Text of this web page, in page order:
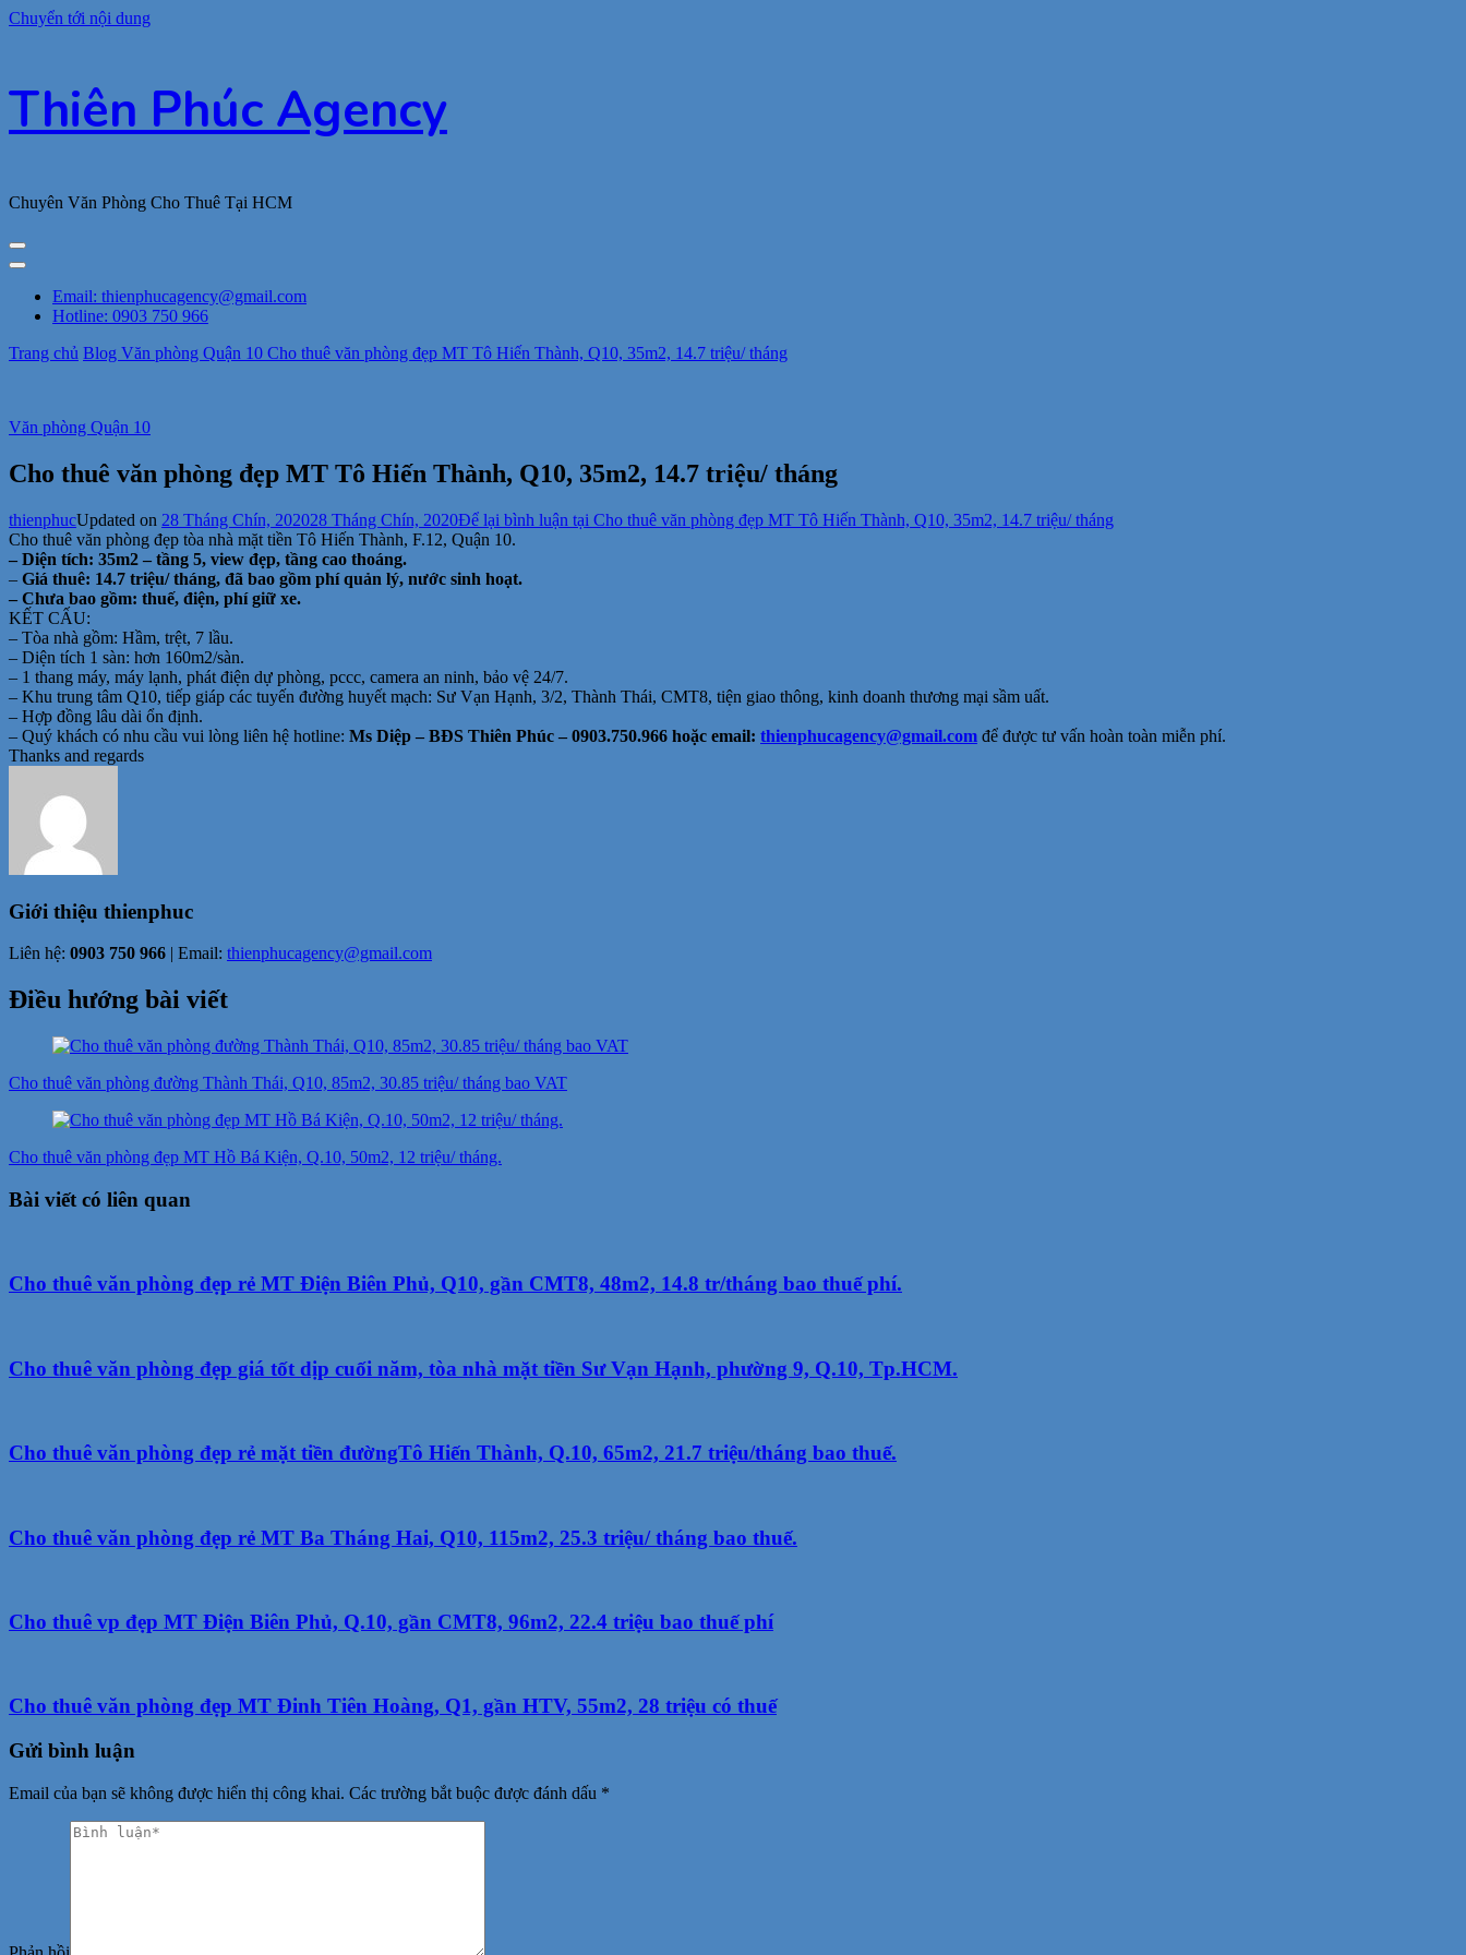
Chuyển tới nội dung
Thiên Phúc Agency
Chuyên Văn Phòng Cho Thuê Tại HCM
Email: thienphucagency@gmail.com
Hotline: 0903 750 966
Trang chủ Blog Văn phòng Quận 10 Cho thuê văn phòng đẹp MT Tô Hiến Thành, Q10, 35m2, 14.7 triệu/ tháng
Văn phòng Quận 10
Cho thuê văn phòng đẹp MT Tô Hiến Thành, Q10, 35m2, 14.7 triệu/ tháng
thienphucUpdated on 28 Tháng Chín, 202028 Tháng Chín, 2020Để lại bình luận tại Cho thuê văn phòng đẹp MT Tô Hiến Thành, Q10, 35m2, 14.7 triệu/ tháng
Cho thuê văn phòng đẹp tòa nhà mặt tiền Tô Hiến Thành, F.12, Quận 10.
– Diện tích: 35m2 – tầng 5, view đẹp, tầng cao thoáng.
– Giá thuê: 14.7 triệu/ tháng, đã bao gồm phí quản lý, nước sinh hoạt.
– Chưa bao gồm: thuế, điện, phí giữ xe.
KẾT CẤU:
– Tòa nhà gồm: Hầm, trệt, 7 lầu.
– Diện tích 1 sàn: hơn 160m2/sàn.
– 1 thang máy, máy lạnh, phát điện dự phòng, pccc, camera an ninh, bảo vệ 24/7.
– Khu trung tâm Q10, tiếp giáp các tuyến đường huyết mạch: Sư Vạn Hạnh, 3/2, Thành Thái, CMT8, tiện giao thông, kinh doanh thương mại sầm uất.
– Hợp đồng lâu dài ổn định.
– Quý khách có nhu cầu vui lòng liên hệ hotline: Ms Diệp – BĐS Thiên Phúc – 0903.750.966 hoặc email: thienphucagency@gmail.com để được tư vấn hoàn toàn miễn phí.
Thanks and regards
Giới thiệu thienphuc
Liên hệ: 0903 750 966 | Email: thienphucagency@gmail.com
Điều hướng bài viết
Cho thuê văn phòng đường Thành Thái, Q10, 85m2, 30.85 triệu/ tháng bao VAT
Cho thuê văn phòng đẹp MT Hồ Bá Kiện, Q.10, 50m2, 12 triệu/ tháng.
Bài viết có liên quan
Cho thuê văn phòng đẹp rẻ MT Điện Biên Phủ, Q10, gần CMT8, 48m2, 14.8 tr/tháng bao thuế phí.
Cho thuê văn phòng đẹp giá tốt dịp cuối năm, tòa nhà mặt tiền Sư Vạn Hạnh, phường 9, Q.10, Tp.HCM.
Cho thuê văn phòng đẹp rẻ mặt tiền đườngTô Hiến Thành, Q.10, 65m2, 21.7 triệu/tháng bao thuế.
Cho thuê văn phòng đẹp rẻ MT Ba Tháng Hai, Q10, 115m2, 25.3 triệu/ tháng bao thuế.
Cho thuê vp đẹp MT Điện Biên Phủ, Q.10, gần CMT8, 96m2, 22.4 triệu bao thuế phí
Cho thuê văn phòng đẹp MT Đinh Tiên Hoàng, Q1, gần HTV, 55m2, 28 triệu có thuế
Gửi bình luận
Email của bạn sẽ không được hiển thị công khai. Các trường bắt buộc được đánh dấu *